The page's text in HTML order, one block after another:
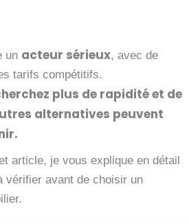
un acteur sérieux, avec de
tarifs compétitifs.
plus de rapidité et de
alternatives peuvent
article, je vous explique en détail
vérifier avant de choisir un